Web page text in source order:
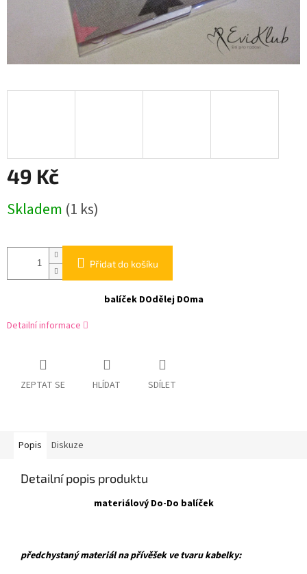
49 Kč
cena:
Skladem (1 ks)
Přidat do košíku
balíček DOdělej DOma
Detailní informace
ZEPTAT SE HLÍDAT SDÍLET
Popis Diskuze
Detailní popis produktu
materiálový Do-Do balíček
předchystaný materiál na přívěšek ve tvaru kabelky: